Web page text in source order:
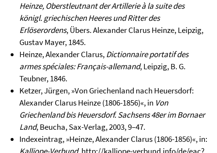
Heinze, Oberstleutnant der Artillerie à la suite des
königl. griechischen Heeres und Ritter des
Erlöserordens, Übers. Alexander Clarus Heinze, Leipzig,
Gustav Mayer, 1845.
Heinze, Alexander Clarus,Dictionnaire portatif des
armes spéciales: Français-allemand, Leipzig, B. G.
Teubner, 1846.
Ketzer, Jürgen, »Von Griechenland nach Heuersdorf:
Alexander Clarus Heinze (1806-1856)«, in Von
Griechenland bis Heuersdorf. Sachsens 48er im Bornaer
Land, Beucha, Sax-Verlag, 2003, 9–47.
Indexeintrag, »Heinze, Alexander Clarus (1806-1856)«, in: